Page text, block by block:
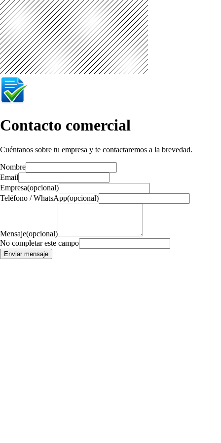
Contacto comercial
Cuéntanos sobre tu empresa y te contactaremos a la brevedad.
Nombre
Email
Empresa(opcional)
Teléfono / WhatsApp(opcional)
Mensaje(opcional)
No completar este campo
Enviar mensaje